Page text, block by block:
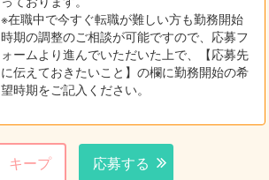
※在職中で今すぐ転職が難しい方も勤務開始
時期の調整のご相談が可能ですので、応募フ
ォームより進んでいただいた上で、【応募先
に伝えておきたいこと】の欄に勤務開始の希
望時期をご記入ください。
キープ 応募する